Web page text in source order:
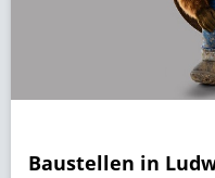
Baustellen in